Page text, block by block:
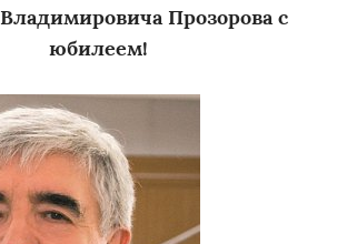
Прозорова с
юбилеем!